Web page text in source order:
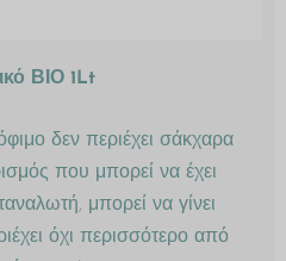
ΒΙΟ 1Lt
δεν περιέχει σάκχαρα
που μπορεί να έχει
μπορεί να γίνει
όχι περισσότερο από